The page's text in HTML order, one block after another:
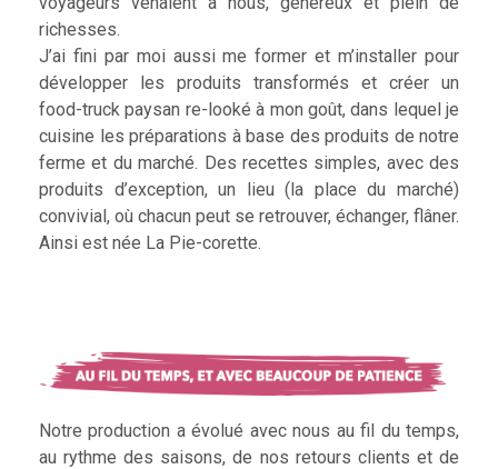
richesses.
J’ai fini par moi aussi me former et m’installer pour
développer les produits transformés et créer un
food-truck paysan re-looké à mon goût, dans lequel je
cuisine les préparations à base des produits de notre
ferme et du marché. Des recettes simples, avec des
produits d’exception, un lieu (la place du marché)
convivial, où chacun peut se retrouver, échanger, flâner.
Ainsi est née La Pie-corette.
Notre production a évolué avec nous au fil du temps,
au rythme des saisons, de nos retours clients et de